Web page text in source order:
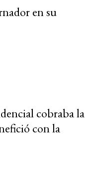
en su
cobraba la
con la